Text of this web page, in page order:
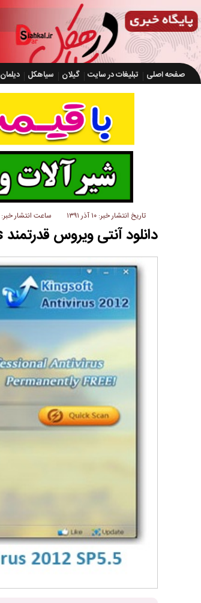
صفحه اصلی تبلیغات در سایت گیلان سیاهکل دیلمان
تاریخ انتشار خبر: ۱۰ آذر ۱۳۹۱ ساعت انتشار خبر: 0:33 ق.ظ
دانلود آنتی ویروس قدرتمند Kingsoft Antivirus